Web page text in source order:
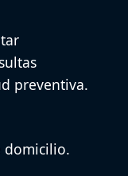
preventiva.
domicilio.